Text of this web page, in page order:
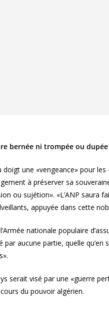
bernée ni trompée ou
doigt une «vengeance» pour
à préserver sa
ou sujétion». «L’ANP saura
appuyée dans cette
nationale populaire
aucune partie, quelle
serait visé par une «guerre
du pouvoir algérien.